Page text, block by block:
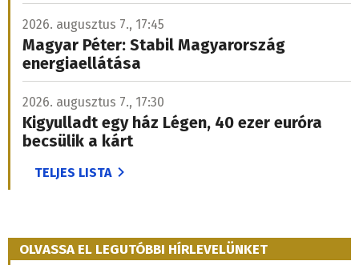
2026. augusztus 7., 17:45
Magyar Péter: Stabil Magyarország
energiaellátása
2026. augusztus 7., 17:30
Kigyulladt egy ház Légen, 40 ezer euróra
becsülik a kárt
TELJES LISTA
OLVASSA EL LEGUTÓBBI HÍRLEVELÜNKET